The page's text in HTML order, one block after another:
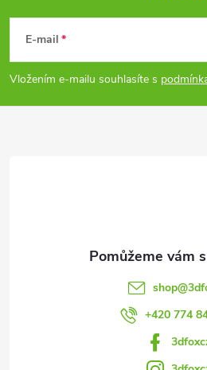
p
a
E-mail
Vložením e-mailu souhlasíte s
shop@
+420 774